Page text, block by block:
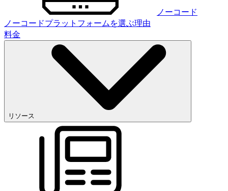
ノーコード
ノーコードプラットフォームを選ぶ理由
料金
リソース